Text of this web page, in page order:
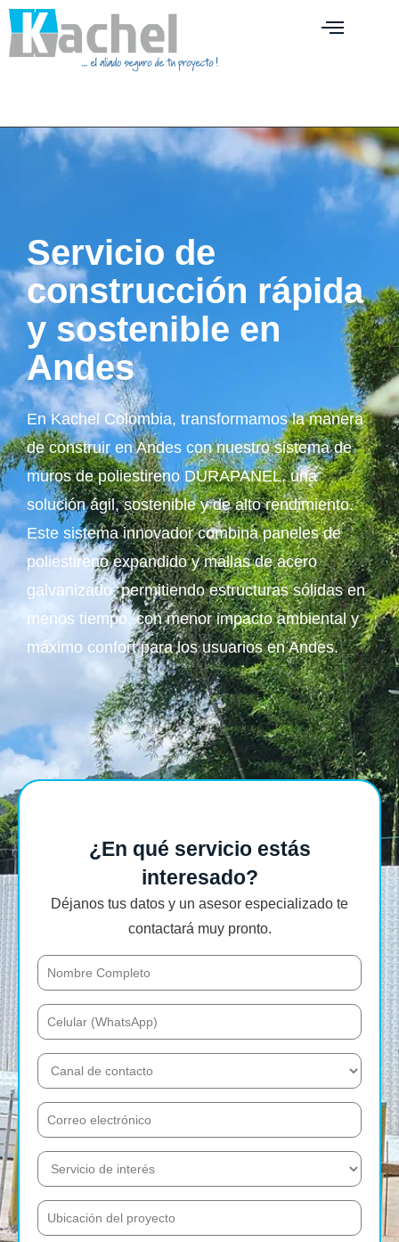
Servicio de
construcción rápida
y sostenible en
Andes
En Kachel Colombia, transformamos la manera
de construir en Andes con nuestro sistema de
muros de poliestireno DURAPANEL, una
solución ágil, sostenible y de alto rendimiento.
Este sistema innovador combina paneles de
poliestireno expandido y mallas de acero
galvanizado, permitiendo estructuras sólidas en
menos tiempo, con menor impacto ambiental y
máximo confort para los usuarios en Andes.
¿En qué servicio estás
interesado?
Déjanos tus datos y un asesor especializado te
contactará muy pronto.